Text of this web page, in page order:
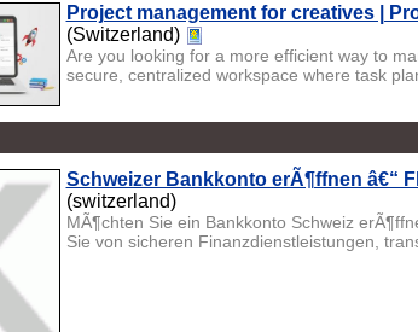
Project management for creatives |
(Switzerland)
Are you looking for a more efficient way to
secure, centralized workspace where task
Schweizer Bankkonto erÃ¶ffnen â€“
(switzerland)
MÃ¶chten Sie ein Bankkonto Schweiz
Sie von sicheren Finanzdienstleistungen,